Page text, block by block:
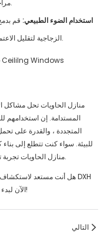
مراحيض التسميد لجعل منزلك بعيدًا عن الشبكة تمامًا.
استخدام الضوء الطبيعي: قم
الزجاجية لتقليل الاعتماد على الإضاءة الاصطناعية ولخلق شعور بالرحابة.
منازل الحاويات تحل مشاكل
المستدامة. إن استخدامهم
المتجددة ، والقدرة على
للبيئة. سواء كنت تتطلع إلى
منازل الحاويات تجربة تصميم فريدة من نوعها دون التضحية بأسلوب أو راحة.
هل أنت مستعد لاستكشاف
Container House الآن لبدء تصميم منزل أحلامك المستدام!
التالي